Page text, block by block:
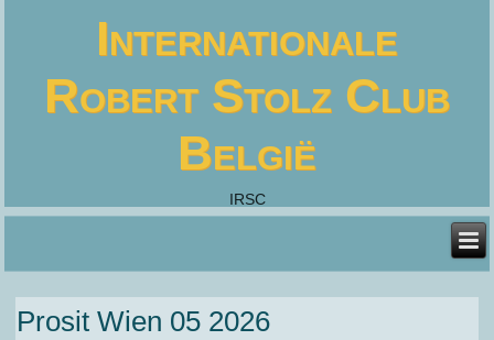
Internationale
Robert Stolz Club
België
IRSC
Prosit Wien 05 2026